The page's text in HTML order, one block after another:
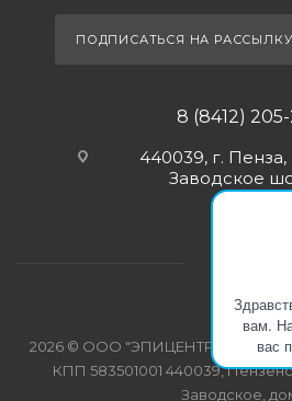
вам.
вас
ПОДПИСАТЬСЯ НА РАССЫЛКУ
8 (8412)
440039, г. Пенза,
Заводское
2026 © ООО "ЭПИЦЕНТР-
КПП 583501001 440039,
Заводское,